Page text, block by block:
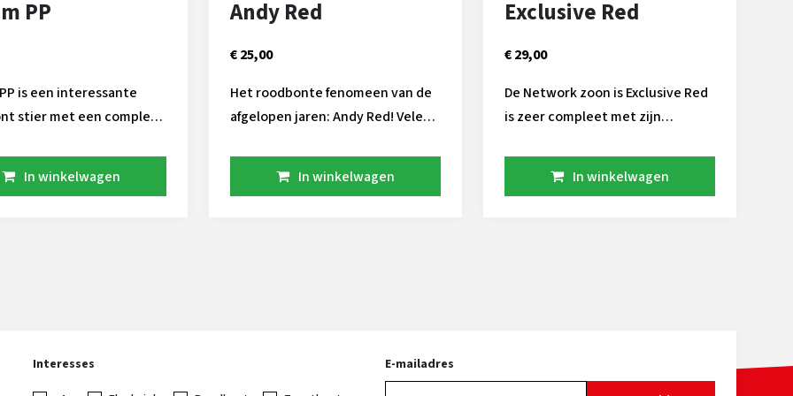
PP
is een interessante
stier met een compleet
heeft ondermeer de
brede kruizen Beste
In winkelwagen
Andy Red
€ 25,00
Het roodbonte fenomeen van de
afgelopen jaren: Andy Red! Vele
Solide, gehalten en beste benen!
In winkelwagen
Exclusive Red
€ 29,00
De Network zoon is Exclusive Red
is zeer compleet met zijn
blinkt dan ook uit in power, beste
Way. (onlangs met een reportage
In winkelwagen
Interesses
E-mailadres